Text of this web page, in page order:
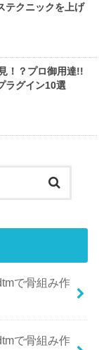
テクニックを上げ
！？プロ御用達!!
ラグイン10選
で骨組み作
で骨組み作